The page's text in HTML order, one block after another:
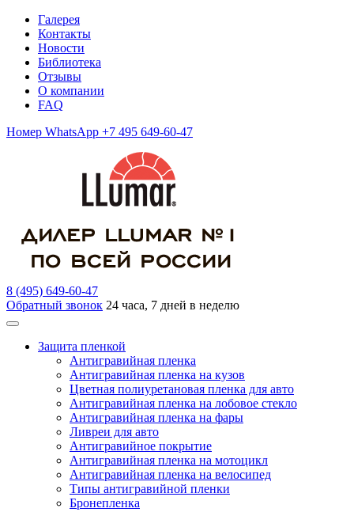
Галерея
Контакты
Новости
Библиотека
Отзывы
О компании
FAQ
Номер WhatsApp +7 495 649-60-47
8 (495) 649-60-47
Обратный звонок 24 часа, 7 дней в неделю
Защита пленкой
Антигравийная пленка
Антигравийная пленка на кузов
Цветная полиуретановая пленка для авто
Антигравийная пленка на лобовое стекло
Антигравийная пленка на фары
Ливреи для авто
Антигравийное покрытие
Антигравийная пленка на мотоцикл
Антигравийная пленка на велосипед
Типы антигравийной пленки
Бронепленка